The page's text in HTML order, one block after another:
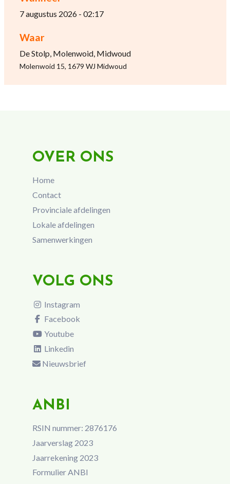
7 augustus 2026 - 02:17
Waar
De Stolp, Molenwoid, Midwoud
Molenwoid 15, 1679 WJ Midwoud
OVER ONS
Home
Contact
Provinciale afdelingen
Lokale afdelingen
Samenwerkingen
VOLG ONS
Instagram
Facebook
Youtube
Linkedin
Nieuwsbrief
ANBI
RSIN nummer: 2876176
Jaarverslag 2023
Jaarrekening 2023
Formulier ANBI